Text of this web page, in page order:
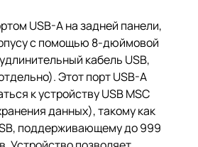
USB-A на задней панели,
с помощью 8-дюймовой
кабель USB,
Этот порт USB-A
к устройству USB MSC
данных), такому как
поддерживающему до 999